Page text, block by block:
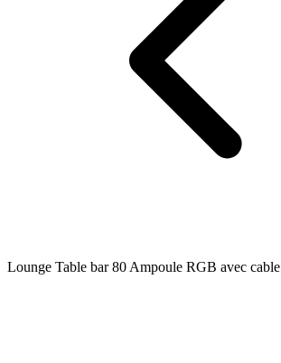
Lounge Table bar 80 Ampoule RGB avec cable